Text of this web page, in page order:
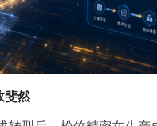
斐然